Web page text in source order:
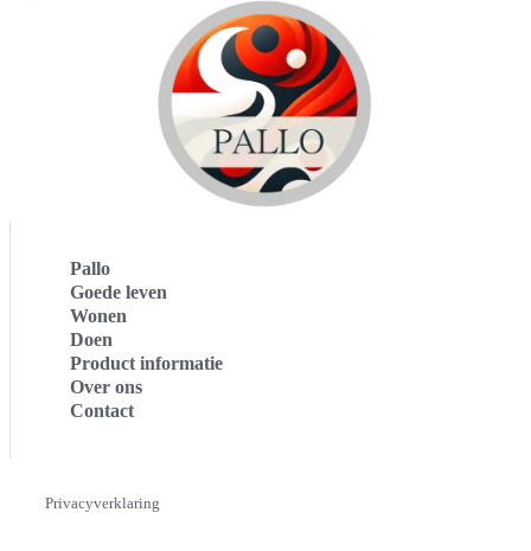
Pallo
Goede leven
Wonen
Doen
Product informatie
Over ons
Contact
Privacyverklaring